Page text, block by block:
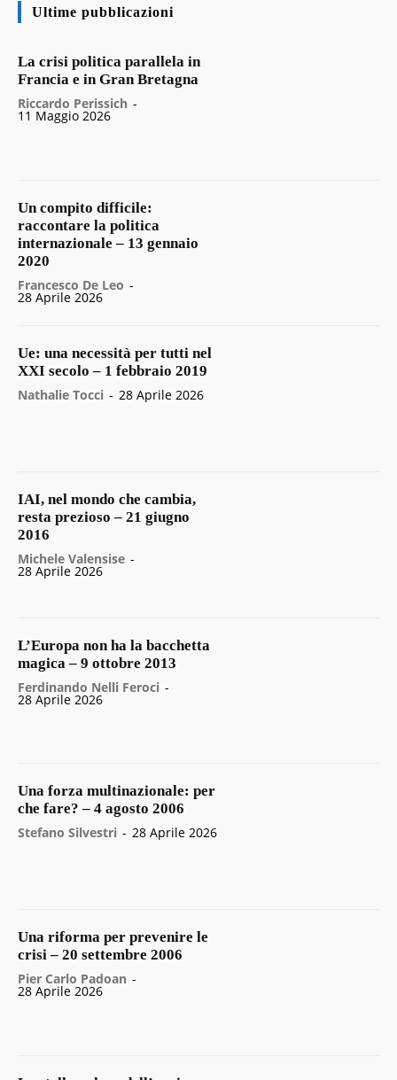
Ultime pubblicazioni
La crisi politica parallela in
Francia e in Gran Bretagna
Riccardo Perissich -
11 Maggio 2026
Un compito difficile:
raccontare la politica
internazionale – 13 gennaio
2020
Francesco De Leo -
28 Aprile 2026
Ue: una necessità per tutti nel
XXI secolo – 1 febbraio 2019
Nathalie Tocci - 28 Aprile 2026
IAI, nel mondo che cambia,
resta prezioso – 21 giugno
2016
Michele Valensise -
28 Aprile 2026
L’Europa non ha la bacchetta
magica – 9 ottobre 2013
Ferdinando Nelli Feroci -
28 Aprile 2026
Una forza multinazionale: per
che fare? – 4 agosto 2006
Stefano Silvestri - 28 Aprile 2026
Una riforma per prevenire le
crisi – 20 settembre 2006
Pier Carlo Padoan -
28 Aprile 2026